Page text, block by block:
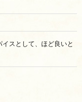
スとして、ほど良いと